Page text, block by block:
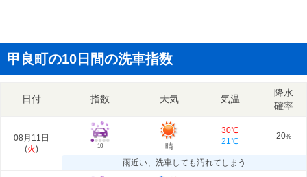
甲良町の10日間の洗車指数
日付 指数 天気 気温
降水
確率
08月11日
(火) 10 晴
30℃
21℃
20%
雨近い、洗車しても汚れてしまう